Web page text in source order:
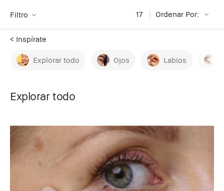
Filtro 17 Ordenar Por:
< Inspírate
Explorar todo Ojos Labios
Explorar todo